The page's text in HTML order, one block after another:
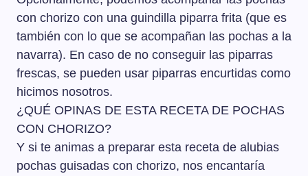
con chorizo con una guindilla piparra frita (que es
también con lo que se acompañan las pochas a la
navarra). En caso de no conseguir las piparras
frescas, se pueden usar piparras encurtidas como
hicimos nosotros.
¿QUÉ OPINAS DE ESTA RECETA DE POCHAS
CON CHORIZO?
Y si te animas a preparar esta receta de alubias
pochas guisadas con chorizo, nos encantaría